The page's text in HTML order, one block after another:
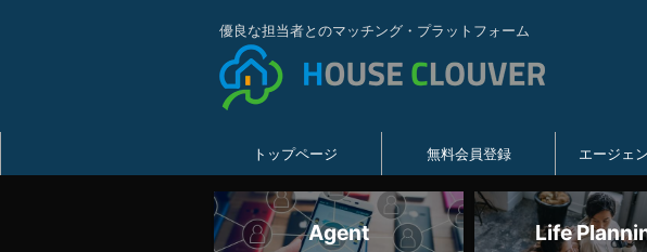
優良な担当者とのマッチング・プラットフォーム
トップページ 無料会員登録 エージェ
Agent Life